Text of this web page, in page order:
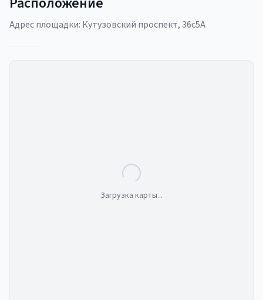
Адрес площадки: Кутузовский проспект, 36с5А
Загрузка карты...